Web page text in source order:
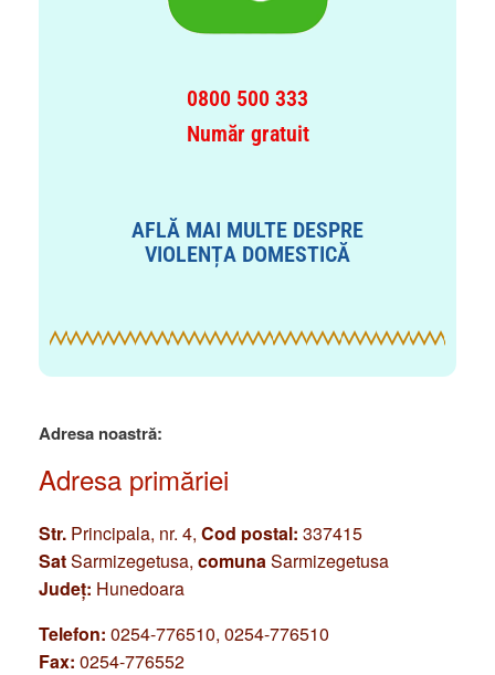
0800 500 333
Număr gratuit
AFLĂ MAI MULTE DESPRE
VIOLENȚA DOMESTICĂ
Adresa noastră:
Adresa primăriei
Str. Principala, nr. 4, Cod postal: 337415
SatSarmizegetusa, comunaSarmizegetusa
Județ: Hunedoara
Telefon: 0254-776510, 0254-776510
Fax: 0254-776552